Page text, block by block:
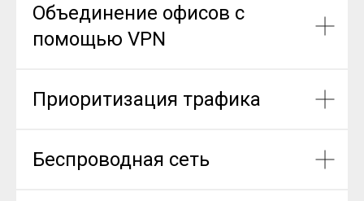
Объединение офисов с
помощью VPN
Приоритизация трафика
Беспроводная сеть